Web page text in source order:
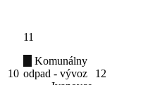
10
11
Komunálny
odpad - vývoz
12